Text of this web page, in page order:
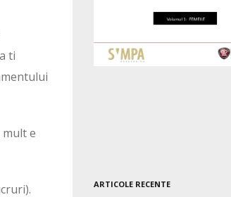
ti
e
ARTICOLE RECENTE